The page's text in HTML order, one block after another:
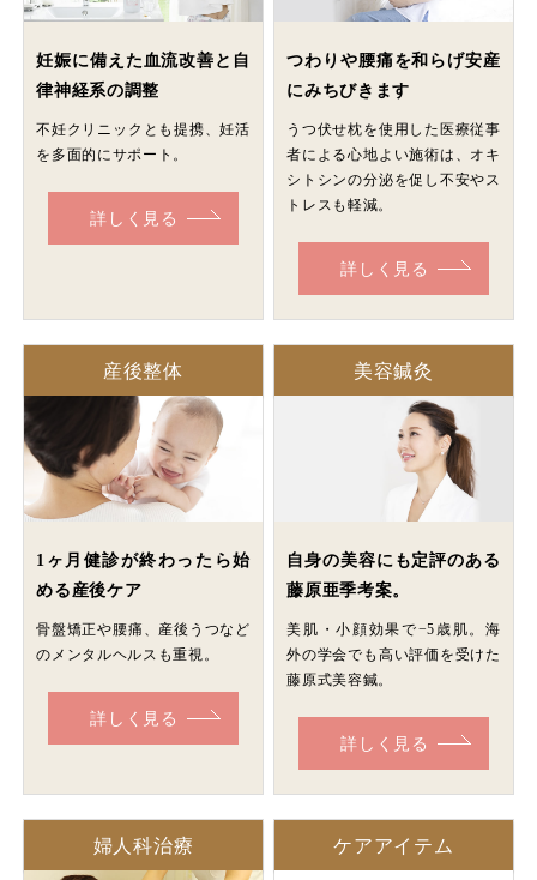
妊娠に備えた血流改善と自
律神経系の調整
不妊クリニックとも提携、妊活
を多面的にサポート。
詳しく見る
つわりや腰痛を和らげ安産
にみちびきます
うつ伏せ枕を使用した医療従事
者による心地よい施術は、オキ
シトシンの分泌を促し不安やス
トレスも軽減。
詳しく見る
産後整体
1ヶ月健診が終わったら始
める産後ケア
骨盤矯正や腰痛、産後うつなど
のメンタルヘルスも重視。
詳しく見る
美容鍼灸
自身の美容にも定評のある
藤原亜季考案。
美肌・小顔効果で−5歳肌。海
外の学会でも高い評価を受けた
藤原式美容鍼。
詳しく見る
婦人科治療 ケアアイテム